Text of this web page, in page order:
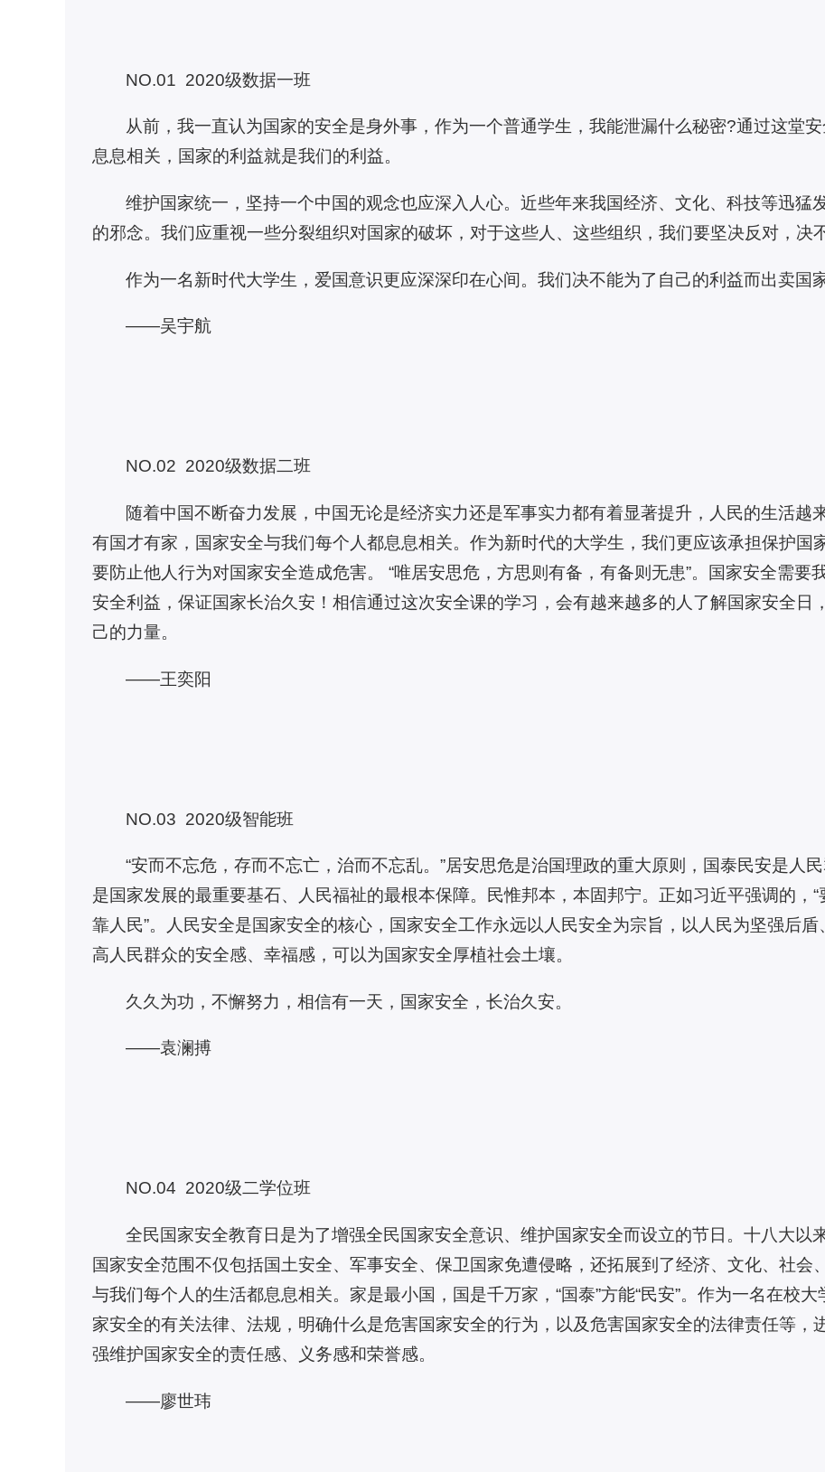
NO.01 2020级数据一班
从前，我一直认为国家的安全是身外事，作为一个普通学生，我能泄漏什么秘密?通过这堂
息息相关，国家的利益就是我们的利益。
维护国家统一，坚持一个中国的观念也应深入人心。近些年来我国经济、文化、科技等迅猛
的邪念。我们应重视一些分裂组织对国家的破坏，对于这些人、这些组织，我们要坚决反对，决
作为一名新时代大学生，爱国意识更应深深印在心间。我们决不能为了自己的利益而出卖国
——吴宇航
NO.02 2020级数据二班
随着中国不断奋力发展，中国无论是经济实力还是军事实力都有着显著提升，人民的生活越
有国才有家，国家安全与我们每个人都息息相关。作为新时代的大学生，我们更应该承担保护国
要防止他人行为对国家安全造成危害。 “唯居安思危，方思则有备，有备则无患”。国家安全需要
安全利益，保证国家长治久安！相信通过这次安全课的学习，会有越来越多的人了解国家安全日
己的力量。
——王奕阳
NO.03 2020级智能班
“安而不忘危，存而不忘亡，治而不忘乱。”居安思危是治国理政的重大原则，国泰民安是人
是国家发展的最重要基石、人民福祉的最根本保障。民惟邦本，本固邦宁。正如习近平强调的，
靠人民”。人民安全是国家安全的核心，国家安全工作永远以人民安全为宗旨，以人民为坚强后
高人民群众的安全感、幸福感，可以为国家安全厚植社会土壤。
久久为功，不懈努力，相信有一天，国家安全，长治久安。
——袁澜搏
NO.04 2020级二学位班
全民国家安全教育日是为了增强全民国家安全意识、维护国家安全而设立的节日。十八大以
国家安全范围不仅包括国土安全、军事安全、保卫国家免遭侵略，还拓展到了经济、文化、社会
与我们每个人的生活都息息相关。家是最小国，国是千万家，“国泰”方能“民安”。作为一名在校
家安全的有关法律、法规，明确什么是危害国家安全的行为，以及危害国家安全的法律责任等，
强维护国家安全的责任感、义务感和荣誉感。
——廖世玮